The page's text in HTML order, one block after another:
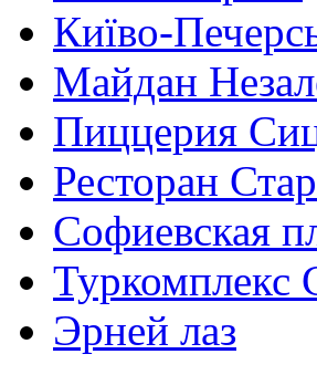
Київо-
Майдан
Пиццерия
Ресторан
Софиевская
Туркомплекс
Эрней лаз